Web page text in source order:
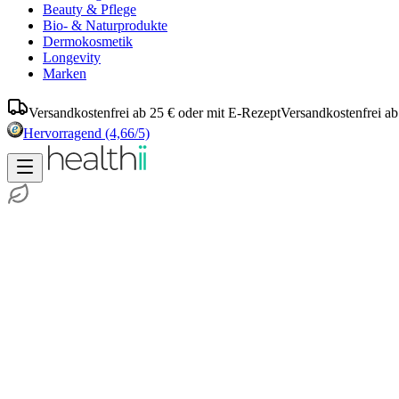
Beauty & Pflege
Bio- & Naturprodukte
Dermokosmetik
Longevity
Marken
Versandkostenfrei ab 25 € oder mit E-RezeptVersandkostenfrei
Hervorragend (4,66/5)